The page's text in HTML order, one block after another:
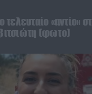
τελευταίο «αντίο»
(φωτο)